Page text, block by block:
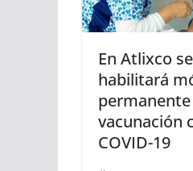
En Atlixco se
habilitará
vacunación
COVID-19